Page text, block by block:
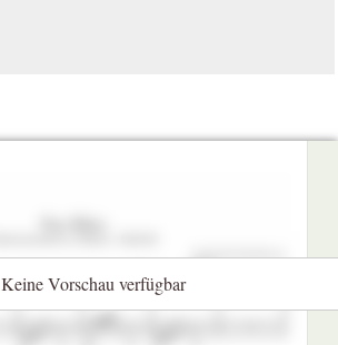
Keine Vorschau verfügbar